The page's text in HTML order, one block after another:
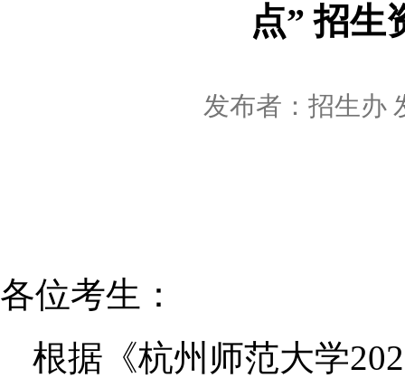
点” 招生
发布者： 招生办
各位考生：
根据《杭州师范大学